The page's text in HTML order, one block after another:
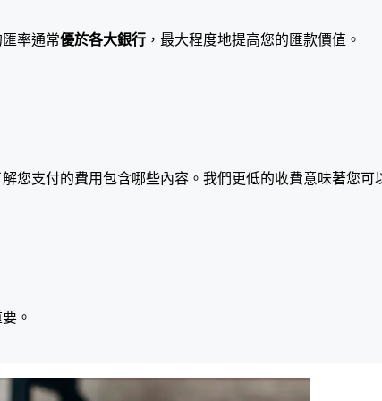
率通常優於各大銀行 ，最大程度地提高您的匯款價值。
您支付的費用包含哪些內容。我們更低的收費意味著您可
。